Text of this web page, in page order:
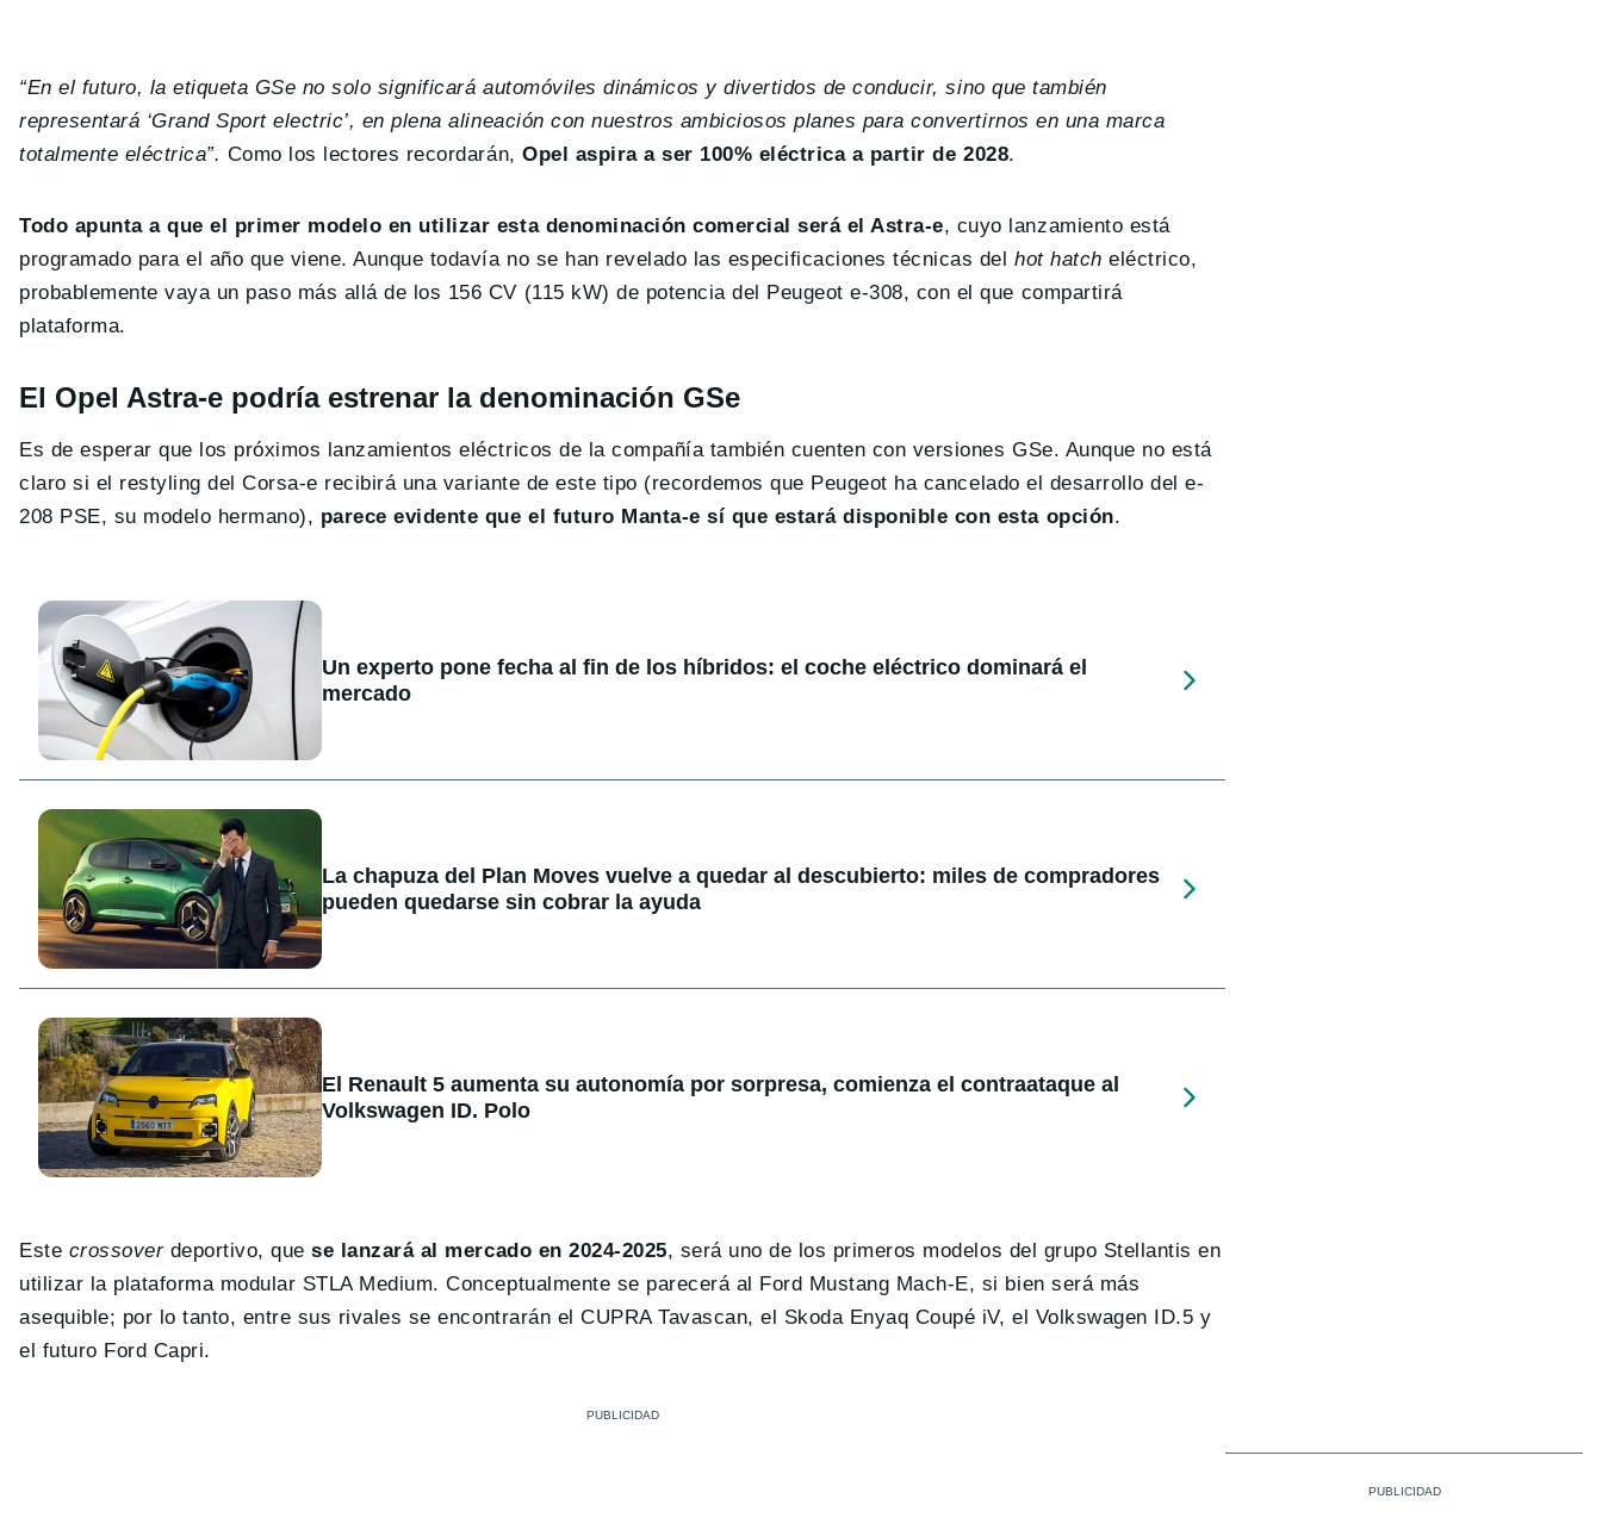
“En el futuro, la etiqueta GSe no solo significará automóviles dinámicos y divertidos de conducir, sino que también
representará ‘Grand Sport electric’, en plena alineación con nuestros ambiciosos planes para convertirnos en una marca
totalmente eléctrica”. Como los lectores recordarán,Opel aspira a ser 100% eléctrica a partir de 2028.
Todo apunta a que el primer modelo en utilizar esta denominación comercial será el Astra-e, cuyo lanzamiento está
programado para el año que viene. Aunque todavía no se han revelado las especificaciones técnicas delhot hatch eléctrico,
probablemente vaya un paso más allá de los 156 CV (115 kW) de potencia del Peugeot e-308, con el que compartirá
plataforma.
El Opel Astra-e podría estrenar la denominación GSe
Es de esperar que los próximos lanzamientos eléctricos de la compañía también cuenten con versiones GSe. Aunque no está
claro si el restyling del Corsa-e recibirá una variante de este tipo (recordemos que Peugeot ha cancelado el desarrollo del e-
208 PSE, su modelo hermano), parece evidente que el futuro Manta-e sí que estará disponible con esta opción.
Un experto pone fecha al fin de los híbridos: el coche eléctrico dominará el
mercado
La chapuza del Plan Moves vuelve a quedar al descubierto: miles de compradores
pueden quedarse sin cobrar la ayuda
El Renault 5 aumenta su autonomía por sorpresa, comienza el contraataque al
Volkswagen ID. Polo
Este crossoverdeportivo, quese lanzará al mercado en 2024-2025, será uno de los primeros modelos del grupo Stellantis en
utilizar la plataforma modular STLA Medium. Conceptualmente se parecerá al Ford Mustang Mach-E, si bien será más
asequible; por lo tanto, entre sus rivales se encontrarán el CUPRA Tavascan, el Skoda Enyaq Coupé iV, el Volkswagen ID.5 y
el futuro Ford Capri.